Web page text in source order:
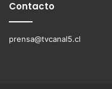
Contacto
prensa@tvcanal5.cl